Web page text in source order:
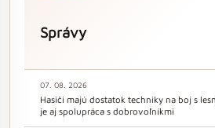
Správy
07. 08. 2026
Hasiči majú dostatok techniky na boj s
je aj spolupráca s dobrovoľníkmi